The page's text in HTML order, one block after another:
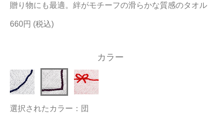
大量購入・法人向けの購入の方は
贈り物にも最適。絆がモチーフの滑らかな質感のタオル
660円
カラー
選択されたカラー：団